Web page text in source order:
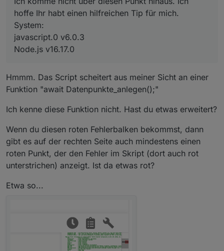
hoffe Ihr habt einen hilfreichen Tip für mich.
System:
javascript.0 v6.0.3
Node.js v16.17.0
Hmmm. Das Script scheitert aus meiner Sicht an einer
Funktion "await Datenpunkte_anlegen();"
Ich kenne diese Funktion nicht. Hast du etwas erweitert?
Wenn du diesen roten Fehlerbalken bekommst, dann
gibt es auf der rechten Seite auch mindestens einen
roten Punkt, der den Fehler im Skript (dort auch rot
unterstrichen) anzeigt. Ist da etwas rot?
Etwa so...